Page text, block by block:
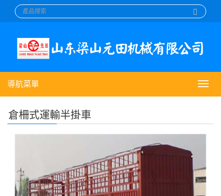
導
導航菜單
倉柵式運輸半掛車